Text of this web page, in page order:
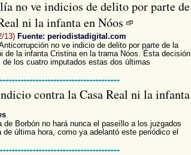
no ve indicios de delito por parte de
ni la infanta en Nóos
13) Fuente: periodistadigital.com
no ve indicio de delito por parte de la
de la infanta Cristina en la trama Nóos. Ésta decisión
los cuatro imputados estas dos últimas
contra la Casa Real ni la infanta
de Borbón no hará nunca el paseíllo a los juzgados
última hora, como ya adelantó este periódico el